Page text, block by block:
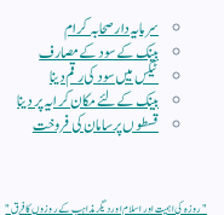
سرمایہ دار صحابہ کرام
بینک کے سود کے مصارف
ٹیکس میں سود کی رقم دینا
بینک کے لئے مکان کرایہ پر دینا
قسطوں پر سامان کی فروخت
"روزہ کی اہمیت اور اسلام اور دیگر مذاہب کے روزوں کا فرق"